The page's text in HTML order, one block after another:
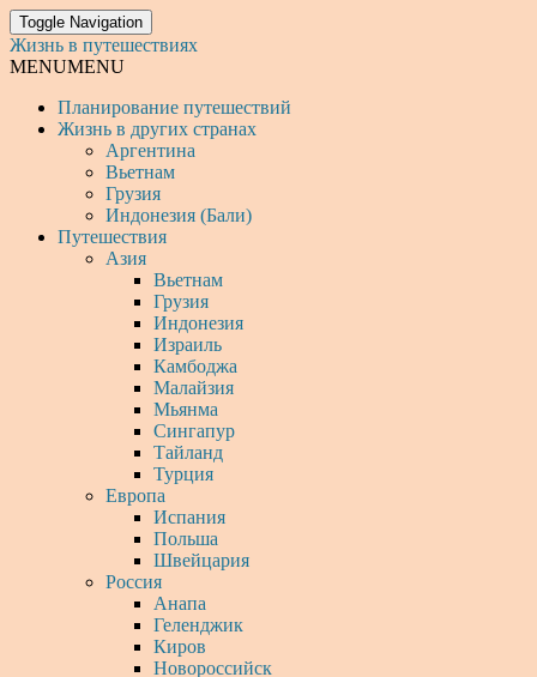
Toggle Navigation
Жизнь в путешествиях
MENUMENU
Планирование путешествий
Жизнь в других странах
Аргентина
Вьетнам
Грузия
Индонезия (Бали)
Путешествия
Азия
Вьетнам
Грузия
Индонезия
Израиль
Камбоджа
Малайзия
Мьянма
Сингапур
Тайланд
Турция
Европа
Испания
Польша
Швейцария
Россия
Анапа
Геленджик
Киров
Новороссийск